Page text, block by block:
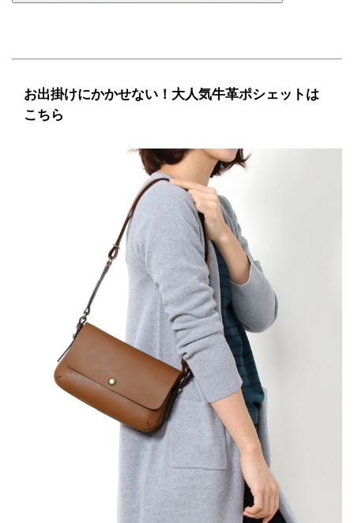
お出掛けにかかせない！大人気牛革ポシェットは
こちら